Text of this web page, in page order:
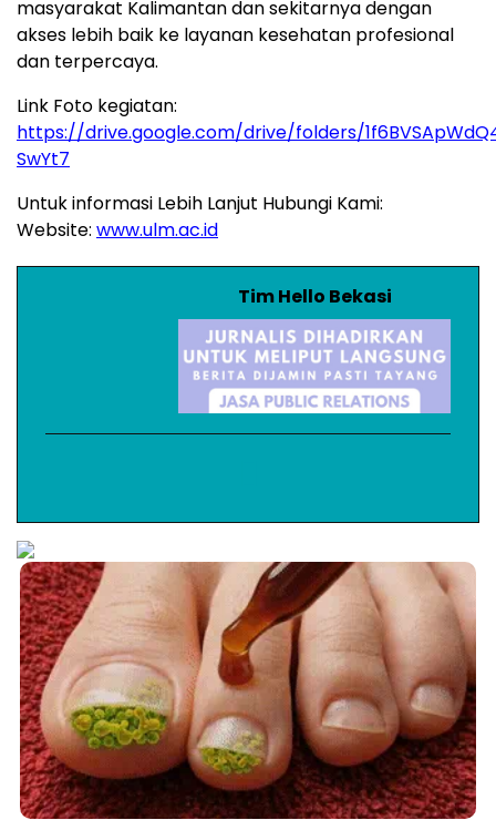
masyarakat Kalimantan dan sekitarnya dengan
akses lebih baik ke layanan kesehatan profesional
dan terpercaya.
Link Foto kegiatan:
https://drive.google.com/drive/folders/
SwYt7
Untuk informasi Lebih Lanjut Hubungi Kami:
Website: www.ulm.ac.id
Tim Hello Bekasi